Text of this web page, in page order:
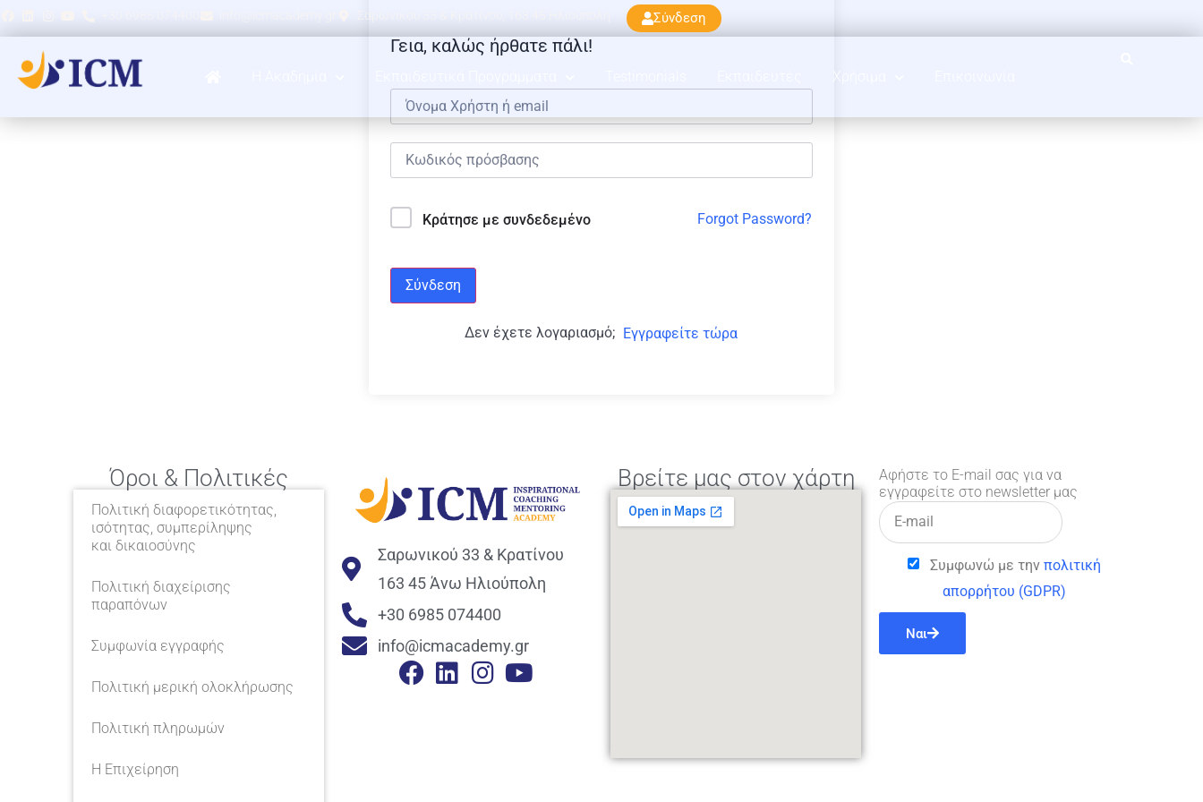
Σύνδεση
Χρήσιμα
Γεια, καλώς ήρθατε πάλι!
Κράτησε με συνδεδεμένο Forgot Password?
Σύνδεση
Δεν έχετε λογαριασμό; Εγγραφείτε τώρα
Όροι & Πολιτικές
Πολιτική διαφορετικότητας,
ισότητας, συμπερίληψης
και δικαιοσύνης
Πολιτική διαχείρισης
παραπόνων
Συμφωνία εγγραφής
Πολιτική μερική ολοκλήρωσης
Πολιτική πληρωμών
Η Επιχείρηση
Σαρωνικού 33 & Κρατίνου
163 45 Άνω Ηλιούπολη
+30 6985 074400
info@icmacademy.gr
Βρείτε μας στον χάρτη
Αφήστε το E-mail σας για να
εγγραφείτε στο newsletter μας
Συμφωνώ με την πολιτική
απορρήτου (GDPR)
Ναι